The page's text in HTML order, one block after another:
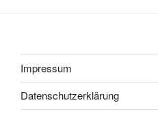
Impressum
Datenschutzerklärung